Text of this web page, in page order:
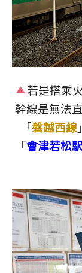
若是搭乘
幹線是無法
「 磐越西線
「 會津若松駅